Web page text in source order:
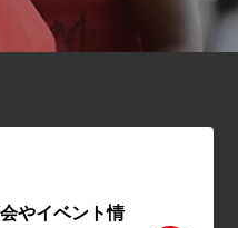
やイベント情